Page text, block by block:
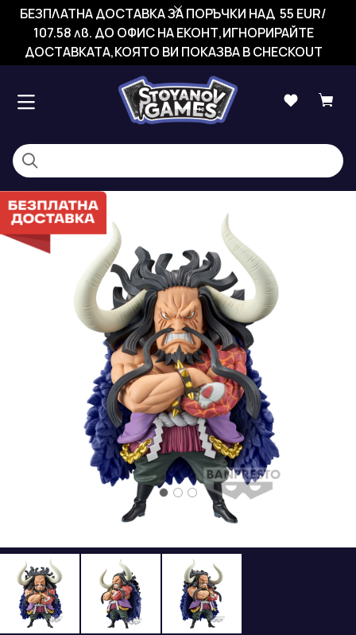
БЕЗПЛАТНА ДОСТАВКА ЗА ПОРЪЧКИ НАД 55 EUR/
107.58 лв. ДО ОФИС НА ЕКОНТ,ИГНОРИРАЙТЕ
ДОСТАВКАТА,КОЯТО ВИ ПОКАЗВА В CHECKOUT